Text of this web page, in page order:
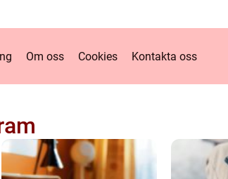
Om oss Cookies Kontakta oss